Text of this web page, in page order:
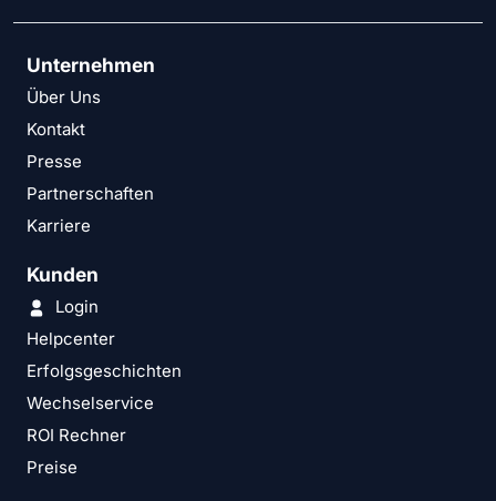
Unternehmen
Über Uns
Kontakt
Presse
Partnerschaften
Karriere
Kunden
Login
Helpcenter
Erfolgsgeschichten
Wechselservice
ROI Rechner
Preise